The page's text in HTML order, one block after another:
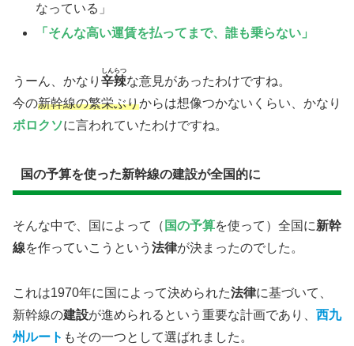
なっている」
「そんな高い運賃を払ってまで、誰も乗らない」
うーん、かなり 辛辣
しんらつ
な意見があったわけですね。
今の新幹線の繁栄ぶりからは想像つかないくらい、かなり
ボロクソに言われていたわけですね。
国の予算を使った新幹線の建設が全国的に
そんな中で、国によって（ 国の予算を使って）全国に新幹
線を作っていこうという 法律が決まったのでした。
これは1970年に国によって決められた法律に基づいて、
新幹線の建設が進められるという重要な計画であり、 西九
州ルート もその一つとして選ばれました。